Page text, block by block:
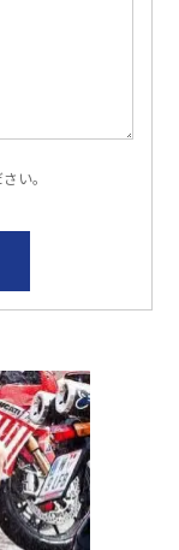
い。